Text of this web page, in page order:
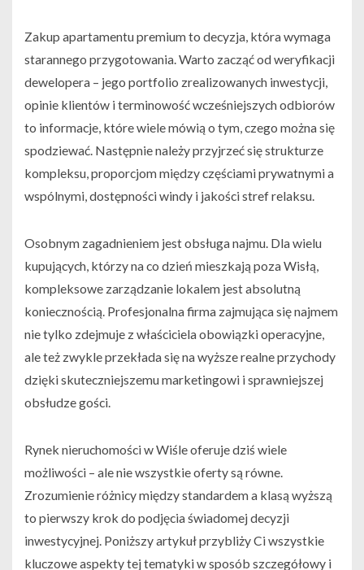
Zakup apartamentu premium to decyzja, która wymaga
starannego przygotowania. Warto zacząć od weryfikacji
dewelopera – jego portfolio zrealizowanych inwestycji,
opinie klientów i terminowość wcześniejszych odbiorów
to informacje, które wiele mówią o tym, czego można się
spodziewać. Następnie należy przyjrzeć się strukturze
kompleksu, proporcjom między częściami prywatnymi a
wspólnymi, dostępności windy i jakości stref relaksu.
Osobnym zagadnieniem jest obsługa najmu. Dla wielu
kupujących, którzy na co dzień mieszkają poza Wisłą,
kompleksowe zarządzanie lokalem jest absolutną
koniecznością. Profesjonalna firma zajmująca się najmem
nie tylko zdejmuje z właściciela obowiązki operacyjne,
ale też zwykle przekłada się na wyższe realne przychody
dzięki skuteczniejszemu marketingowi i sprawniejszej
obsłudze gości.
Rynek nieruchomości w Wiśle oferuje dziś wiele
możliwości – ale nie wszystkie oferty są równe.
Zrozumienie różnicy między standardem a klasą wyższą
to pierwszy krok do podjęcia świadomej decyzji
inwestycyjnej. Poniższy artykuł przybliży Ci wszystkie
kluczowe aspekty tej tematyki w sposób szczegółowy i